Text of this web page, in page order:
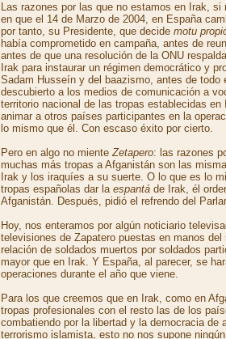
Las razones por las que no estamos en Irak, si
en que el 14 de Marzo de 2004, en España
por tanto, su Presidente, que decide motu
había comprometido en campaña, antes de
antes de que una resolución de la ONU
Irak para instaurar un régimen democrático y
Sadam Husseín y del baazismo, antes de todo
descubierto a los medios de comunicación a
territorio nacional de las tropas establecidas
animar a otros países participantes en la
lo mismo que él. Con escaso éxito por cierto.
Pero en algo no mienteZetapero: las razones
muchas más tropas a Afganistán son las
Irak y los iraquíes a su suerte. O lo que es lo
tropas españolas dar la espantá de Irak, él
Afganistán. Después, pidió el refrendo del
Hoy, nos enteramos por algún noticiario
televisiones de Zapatero puestas en manos
relación de soldados muertos por soldados
mayor que en Irak. Y España, al parecer, se
operaciones durante el año que viene.
Para los que creemos que en Irak, como en
tropas profesionales con el resto las de los
combatiendo por la libertad y la democracia de
terrorismo islamista, esto no nos supone